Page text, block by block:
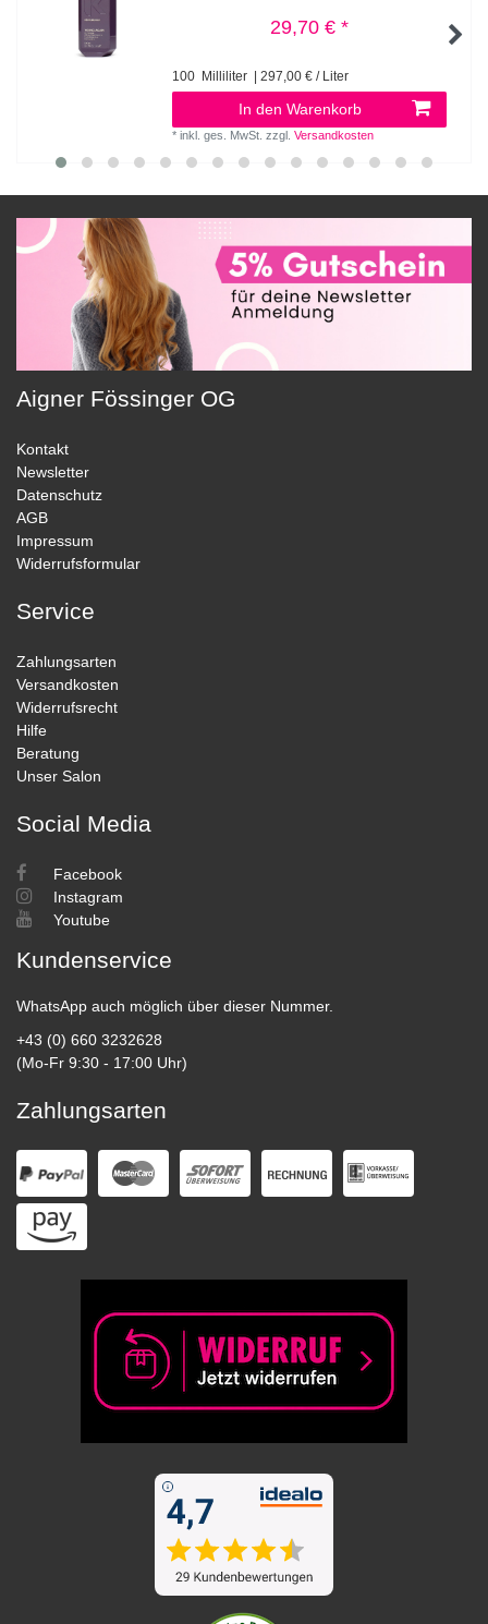
29,70 € *
100 Milliliter | 297,00 € / Liter
In den Warenkorb
*inkl. ges. MwSt. zzgl.Versandkosten
Aigner Fössinger OG
Kontakt
Newsletter
Datenschutz
AGB
Impressum
Widerrufsformular
Service
Zahlungsarten
Versandkosten
Widerrufsrecht
Hilfe
Beratung
Unser Salon
Social Media
Facebook
Instagram
Youtube
Kundenservice
WhatsApp auch möglich über dieser Nummer.
+43 (0) 660 3232628
(Mo-Fr 9:30 - 17:00 Uhr)
Zahlungsarten